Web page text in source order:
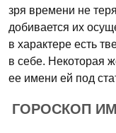
зря времени не
добивается их
в характере есть
в себе. Некоторая
ее имени ей под
ГОРОСКОП